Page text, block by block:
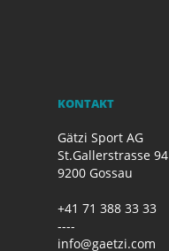
KONTAKT
Gätzi Sport AG
St.Gallerstrasse 94
9200 Gossau
+41 71 388 33 33
----
info@gaetzi.com